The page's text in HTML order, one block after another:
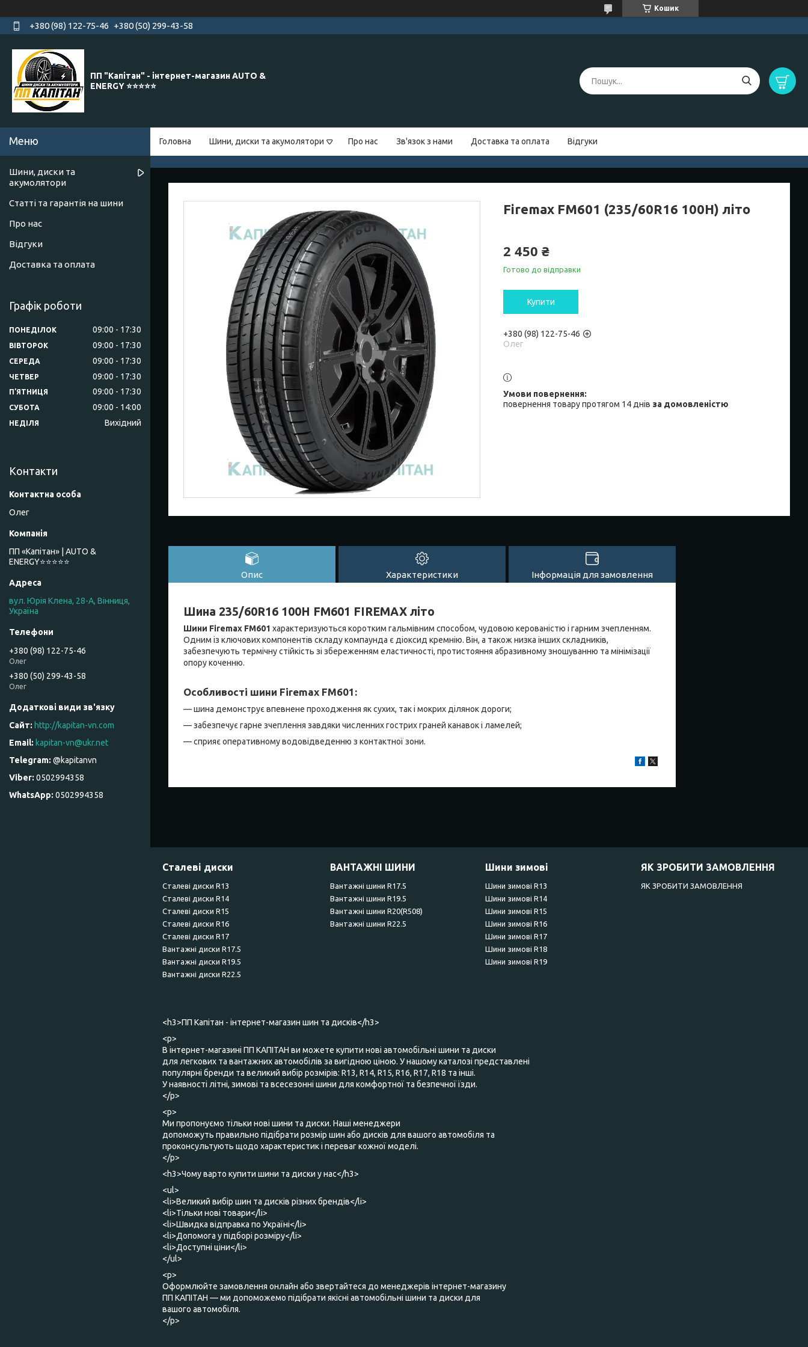
Кошик
+380 (98) 122-75-46 +380 (50) 299-43-58
ПП "Капітан" - інтернет-магазин AUTO &
ENERGY ⭐️⭐️⭐️⭐️⭐️
Головна Шини, диски та акумолятори Про нас Зв'язок з нами Доставка та оплата Відгуки
Firemax FM601 (235/60R16 100H) літо
2 450 ₴
Готово до відправки
Купити
+380 (98) 122-75-46
Олег
повернення товару протягом 14 днів за домовленістю
Опис Характеристики Інформація для замовлення
Шина 235/60R16 100H FM601 FIREMAX літо
Шини Firemax FM601 характеризуються коротким гальмівним способом, чудовою керованістю і гарним зчепленням.
Одним із ключових компонентів складу компаунда є діоксид кремнію. Він, а також низка інших складників,
забезпечують термічну стійкість зі збереженням еластичності, протистояння абразивному зношуванню та мінімізації
опору коченню.
Особливості шини Firemax FM601:
— шина демонструє впевнене проходження як сухих, так і мокрих ділянок дороги;
— забезпечує гарне зчеплення завдяки численних гострих граней канавок і ламелей;
— сприяє оперативному водовідведенню з контактної зони.
Шини, диски та
акумолятори
Статті та гарантія на шини
Про нас
Відгуки
Доставка та оплата
Графік роботи
ПОНЕДІЛОК 09:00 17:30
ВІВТОРОК 09:00 17:30
СЕРЕДА 09:00 17:30
ЧЕТВЕР 09:00 17:30
ПʼЯТНИЦЯ 09:00 17:30
СУБОТА 09:00 14:00
НЕДІЛЯ Вихідний
Контакти
Олег
ПП «Капітан» | AUTO &
ENERGY⭐️⭐️⭐️⭐️⭐️
вул. Юрія Клена, 28-А, Вінниця,
Україна
+380 (98) 122-75-46
Олег
+380 (50) 299-43-58
Олег
http://kapitan-vn.com
kapitan-vn@ukr.net
@kapitanvn
0502994358
0502994358
Сталеві диски
Сталеві диски R13
Сталеві диски R14
Сталеві диски R15
Сталеві диски R16
Сталеві диски R17
Вантажні диски R17.5
Вантажні диски R19.5
Вантажні диски R22.5
ВАНТАЖНІ ШИНИ
Вантажні шини R17.5
Вантажні шини R19.5
Вантажні шини R20(R508)
Вантажні шини R22.5
Шини зимові
Шини зимові R13
Шини зимові R14
Шини зимові R15
Шини зимові R16
Шини зимові R17
Шини зимові R18
Шини зимові R19
ЯК ЗРОБИТИ ЗАМОВЛЕННЯ
ЯК ЗРОБИТИ ЗАМОВЛЕННЯ
<h3>ПП Капітан - інтернет-магазин шин та дисків</h3>
<p>
В інтернет-магазині ПП КАПІТАН ви можете купити нові автомобільні шини та диски
для легкових та вантажних автомобілів за вигідною ціною. У нашому каталозі представлені
популярні бренди та великий вибір розмірів: R13, R14, R15, R16, R17, R18 та інші.
У наявності літні, зимові та всесезонні шини для комфортної та безпечної їзди.
</p>
<p>
Ми пропонуємо тільки нові шини та диски. Наші менеджери
допоможуть правильно підібрати розмір шин або дисків для вашого автомобіля та
проконсультують щодо характеристик і переваг кожної моделі.
</p>
<h3>Чому варто купити шини та диски у нас</h3>
<ul>
<li>Великий вибір шин та дисків різних брендів</li>
<li>Тільки нові товари</li>
<li>Швидка відправка по Україні</li>
<li>Допомога у підборі розміру</li>
<li>Доступні ціни</li>
</ul>
<p>
Оформлюйте замовлення онлайн або звертайтеся до менеджерів інтернет-магазину
ПП КАПІТАН — ми допоможемо підібрати якісні автомобільні шини та диски для
вашого автомобіля.
</p>